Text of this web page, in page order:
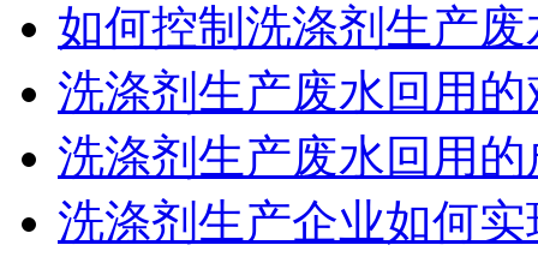
如何控制洗涤剂生产
洗涤剂生产废水回用
洗涤剂生产废水回用
洗涤剂生产企业如何